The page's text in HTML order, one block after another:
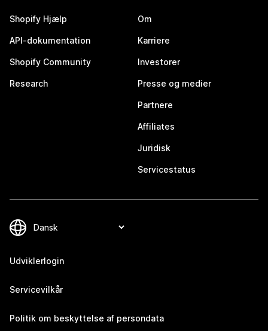
Shopify Hjælp
API-dokumentation
Shopify Community
Research
Om
Karriere
Investorer
Presse og medier
Partnere
Affiliates
Juridisk
Servicestatus
Udviklerlogin
Servicevilkår
Politik om beskyttelse af persondata